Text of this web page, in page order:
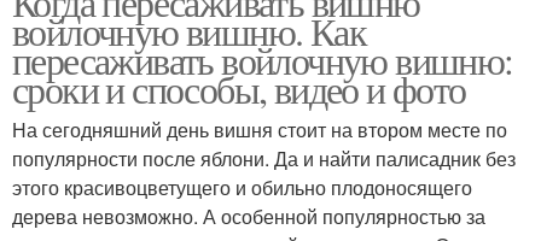
войлочную вишню. Как
пересаживать войлочную вишню:
сроки и способы, видео и фото
На сегодняшний день вишня стоит на втором месте по
популярности после яблони. Да и найти палисадник без
этого красивоцветущего и обильно плодоносящего
дерева невозможно. А особенной популярностью за